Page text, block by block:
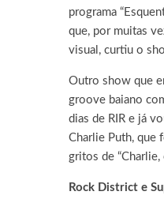
programa
que, por muitas
visual, curtiu o
Outro show que
groove baiano
dias de RIR e já
Charlie Puth, que
gritos de “Charlie,
Rock District e